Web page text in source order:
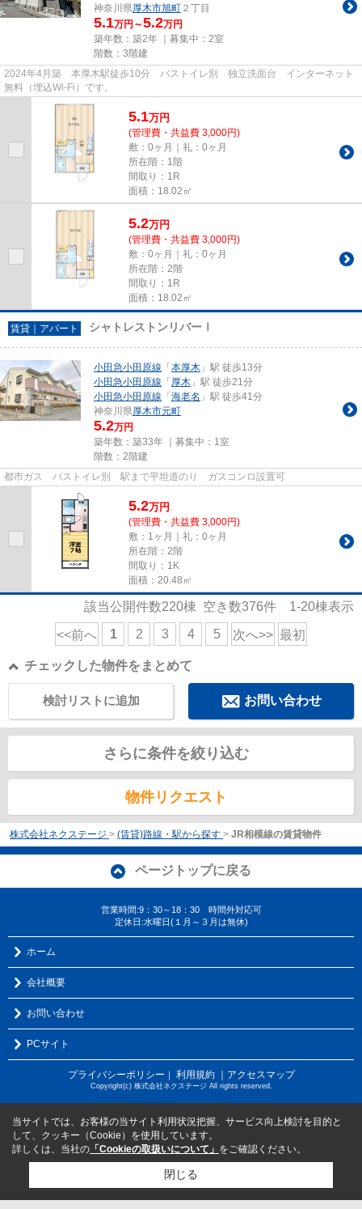
神奈川県厚木市旭町 ２丁目
5.1万円～5.2万円
築年数：築2年 ｜募集中： 2室
階数：3階建
2024年4月築 本厚木駅徒歩10分 バストイレ別 独立洗面台 インターネット
無料（埋込Wi-Fi）です。
5.1万円
(管理費・共益費 3,000円)
敷：0ヶ月｜礼：0ヶ月
所在階：1階
間取り：1R
面積：18.02㎡
5.2万円
(管理費・共益費 3,000円)
敷：0ヶ月｜礼：0ヶ月
所在階：2階
間取り：1R
面積：18.02㎡
賃貸｜アパート シャトレストンリバーⅠ
小田急小田原線 「本厚木 」駅 徒歩13分
小田急小田原線 「厚木 」駅 徒歩21分
小田急小田原線 「海老名 」駅 徒歩41分
神奈川県厚木市元町
5.2万円
築年数：築33年 ｜募集中： 1室
階数：2階建
都市ガス バストイレ別 駅まで平坦道のり ガスコンロ設置可
5.2万円
(管理費・共益費 3,000円)
敷：1ヶ月｜礼：0ヶ月
所在階：2階
間取り：1K
面積：20.48㎡
該当公開件数220棟 空き数376件 1-20棟表示
<<前へ 1 2 3 4 5 次へ>> 最初
チェックした物件をまとめて
お問い合わせ
検討リストに追加
さらに条件を絞り込む
物件リクエスト
株式会社ネクステージ > (賃貸)路線・駅から探す > JR相模線の賃貸物件
ページトップに戻る
営業時間:9：30～18：30 時間外対応可
定休日:水曜日(１月～３月は無休)
ホーム
会社概要
お問い合わせ
PCサイト
プライバシーポリシー ｜ 利用規約 ｜アクセスマップ
Copyright(c) 株式会社ネクステージ All rights reserved.
当サイトでは、お客様の当サイト利用状況把握、サービス向上検討を目的と
して、クッキー（Cookie）を使用しています。
詳しくは、当社の 「Cookieの取扱いについて」 をご確認ください。
閉じる